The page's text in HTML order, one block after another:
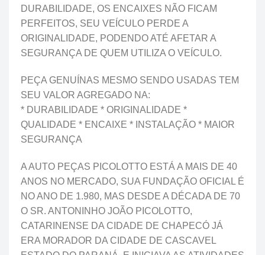
DURABILIDADE, OS ENCAIXES NÃO FICAM
PERFEITOS, SEU VEÍCULO PERDE A
ORIGINALIDADE, PODENDO ATÉ AFETAR A
SEGURANÇA DE QUEM UTILIZA O VEÍCULO.
PEÇA GENUÍNAS MESMO SENDO USADAS TEM
SEU VALOR AGREGADO NA:
* DURABILIDADE * ORIGINALIDADE *
QUALIDADE * ENCAIXE * INSTALAÇÃO * MAIOR
SEGURANÇA
A AUTO PEÇAS PICOLOTTO ESTÁ A MAIS DE 40
ANOS NO MERCADO, SUA FUNDAÇÃO OFICIAL É
NO ANO DE 1.980, MAS DESDE A DÉCADA DE 70
O SR. ANTONINHO JOÃO PICOLOTTO,
CATARINENSE DA CIDADE DE CHAPECÓ JÁ
ERA MORADOR DA CIDADE DE CASCAVEL